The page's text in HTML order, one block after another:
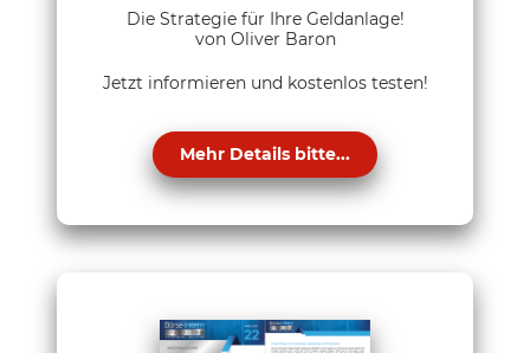
Die Strategie für Ihre Geldanlage!
von Oliver Baron
Jetzt informieren und kostenlos testen!
Mehr Details bitte...